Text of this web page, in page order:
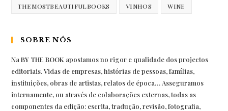
THEMOSTBEAUTIFULBOOKS VINHOS WINE
SOBRE NÓS
NaBY THE BOOK apostamos no rigor e qualidade dos projectos
editoriais. Vidas de empresas, histórias de pessoas, famílias,
instituições, obras de artistas, relatos de época… Asseguramos
internamente, ou através de colaborações externas, todas as
componentes da edição: escrita, tradução, revisão, fotografia,